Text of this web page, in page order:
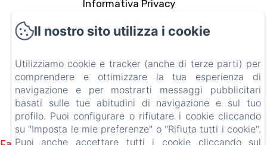
Informativa Privacy
Note legali
Informazioni sui cookie
EN FR ES IT DE PT
Funziona con Amenitiz
Il nostro sito utilizza i cookie
Utilizziamo cookie e tracker (anche di terze parti) per
comprendere e ottimizzare la tua esperienza di
navigazione e per mostrarti messaggi pubblicitari
basati sulle tue abitudini di navigazione e sul tuo
profilo. Puoi configurare o rifiutare i cookie cliccando
su "Imposta le mie preferenze" o "Rifiuta tutti i cookie".
Puoi anche accettare tutti i cookie cliccando sul